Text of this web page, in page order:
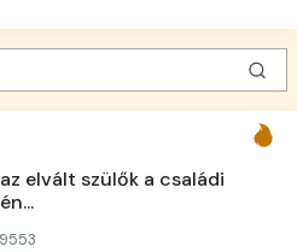
elvált szülők a családi
9553